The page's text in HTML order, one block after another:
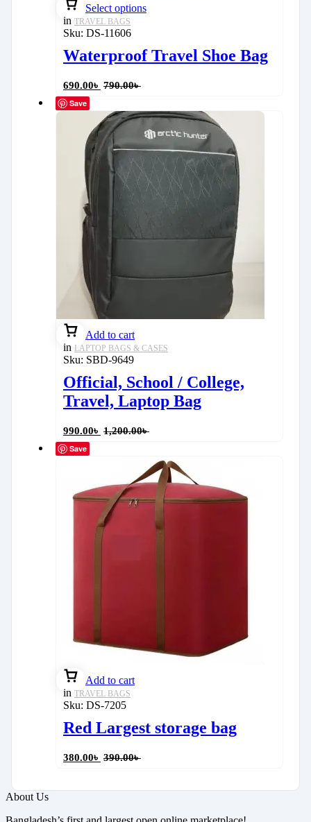
Select options
in TRAVEL BAGS
Sku: DS-11606
Waterproof Travel Shoe Bag
690.00৳ 790.00৳
Save
Add to cart
in LAPTOP BAGS & CASES
Sku: SBD-9649
Official, School / College,
Travel, Laptop Bag
990.00৳ 1,200.00৳
Save
Add to cart
in TRAVEL BAGS
Sku: DS-7205
Red Largest storage bag
380.00৳ 390.00৳
About Us